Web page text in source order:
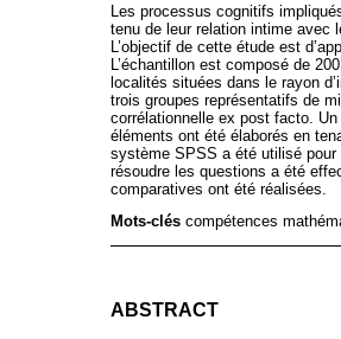
Les processus cognitifs
tenu de leur relation intime avec
L’objectif de cette étude est
L’échantillon est composé de
localités situées dans le rayon
trois groupes représentatifs de
corrélationnelle ex post facto.
éléments ont été élaborés en
système SPSS a été utilisé pour
résoudre les questions a été
comparatives ont été réalisées.
Mots-clés compétences
ABSTRACT